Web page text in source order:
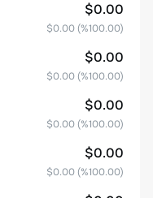
$0.00
$0.00 (%100.00)
$0.00
$0.00 (%100.00)
$0.00
$0.00 (%100.00)
$0.00
$0.00 (%100.00)